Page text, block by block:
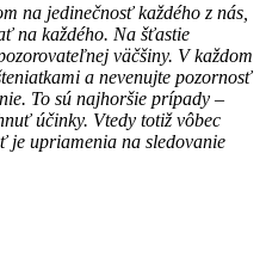
na jedinečnosť každého z nás,
na každého. Na šťastie
väčšiny. V každom
a nevenujte pozornosť
To sú najhoršie prípady –
účinky. Vtedy totiž vôbec
je upriamenia na sledovanie